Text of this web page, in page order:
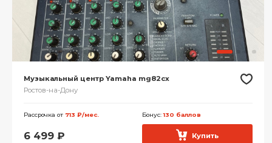
Музыкальный центр Yamaha mg82cx
Ростов-на-Дону
Рассрочка от 713 ₽/мес. Бонус:130 баллов
6 499 ₽ Купить